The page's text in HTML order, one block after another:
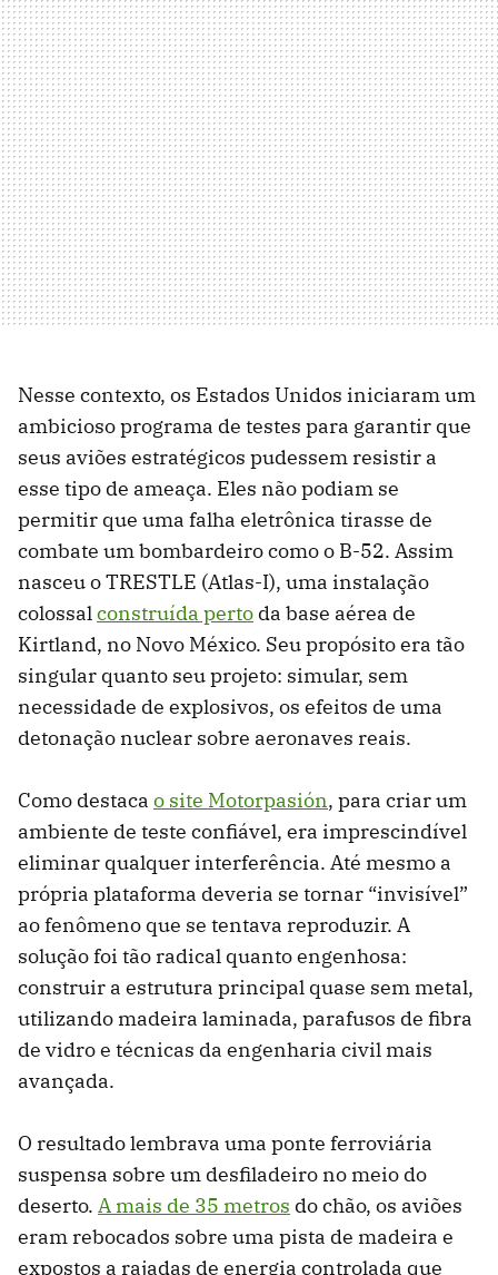
Nesse contexto, os Estados Unidos iniciaram um
ambicioso programa de testes para garantir que
seus aviões estratégicos pudessem resistir a
esse tipo de ameaça. Eles não podiam se
permitir que uma falha eletrônica tirasse de
combate um bombardeiro como o B-52. Assim
nasceu o TRESTLE (Atlas-I), uma instalação
colossalconstruída perto da base aérea de
Kirtland, no Novo México. Seu propósito era tão
singular quanto seu projeto: simular, sem
necessidade de explosivos, os efeitos de uma
detonação nuclear sobre aeronaves reais.
Como destaca o site Motorpasión, para criar um
ambiente de teste confiável, era imprescindível
eliminar qualquer interferência. Até mesmo a
própria plataforma deveria se tornar “invisível”
ao fenômeno que se tentava reproduzir. A
solução foi tão radical quanto engenhosa:
construir a estrutura principal quase sem metal,
utilizando madeira laminada, parafusos de fibra
de vidro e técnicas da engenharia civil mais
avançada.
O resultado lembrava uma ponte ferroviária
suspensa sobre um desfiladeiro no meio do
deserto. A mais de 35 metros do chão, os aviões
eram rebocados sobre uma pista de madeira e
expostos a rajadas de energia controlada que